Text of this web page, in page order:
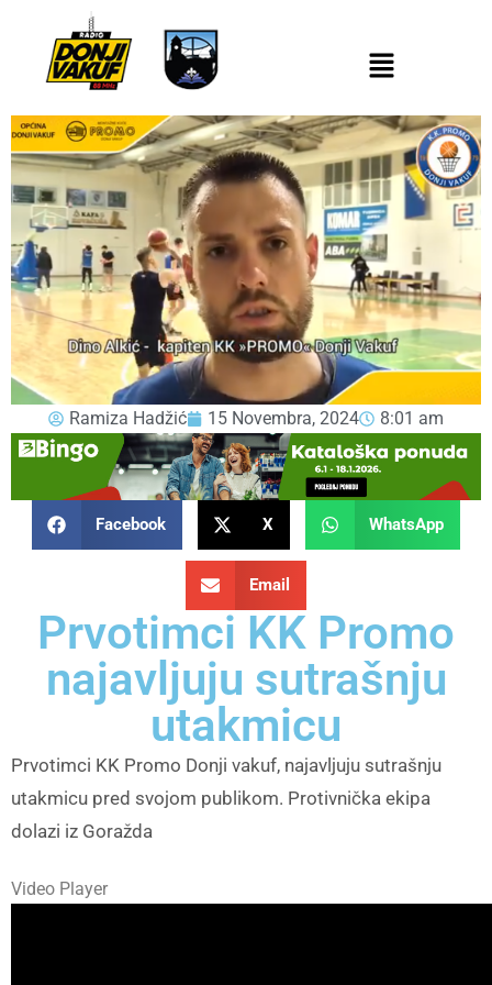
Ramiza Hadžić 15 Novembra, 2024 8:01 am
Facebook X WhatsApp
Email
Prvotimci KK Promo
najavljuju sutrašnju
utakmicu
Prvotimci KK Promo Donji vakuf, najavljuju sutrašnju
utakmicu pred svojom publikom. Protivnička ekipa
dolazi iz Goražda
Video Player